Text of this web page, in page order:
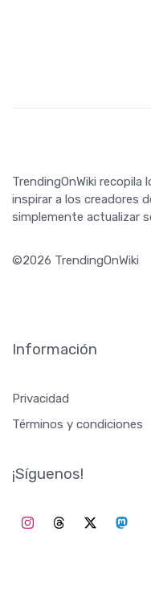
TrendingOnWiki recopila
inspirar a los creadores
simplemente actualizar
©2026 TrendingOnWiki
Información
Privacidad
Términos y condiciones
¡Síguenos!